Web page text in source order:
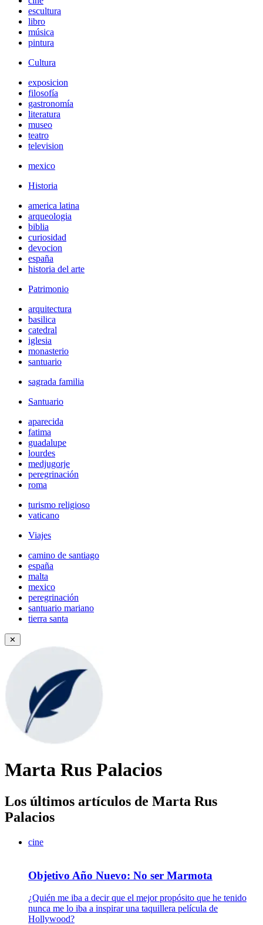
escultura
libro
música
pintura
Cultura
exposicion
filosofía
gastronomía
literatura
museo
teatro
television
mexico
Historia
america latina
arqueologia
biblia
curiosidad
devocion
españa
historia del arte
Patrimonio
arquitectura
basilica
catedral
iglesia
monasterio
santuario
sagrada familia
Santuario
aparecida
fatima
guadalupe
lourdes
medjugorje
peregrinación
roma
turismo religioso
vaticano
Viajes
camino de santiago
españa
malta
mexico
peregrinación
santuario mariano
tierra santa
✕
Marta Rus Palacios
Los últimos artículos de Marta Rus
Palacios
cine
Objetivo Año Nuevo: No ser Marmota
¿Quién me iba a decir que el mejor propósito que he tenido
nunca me lo iba a inspirar una taquillera película de
Hollywood?